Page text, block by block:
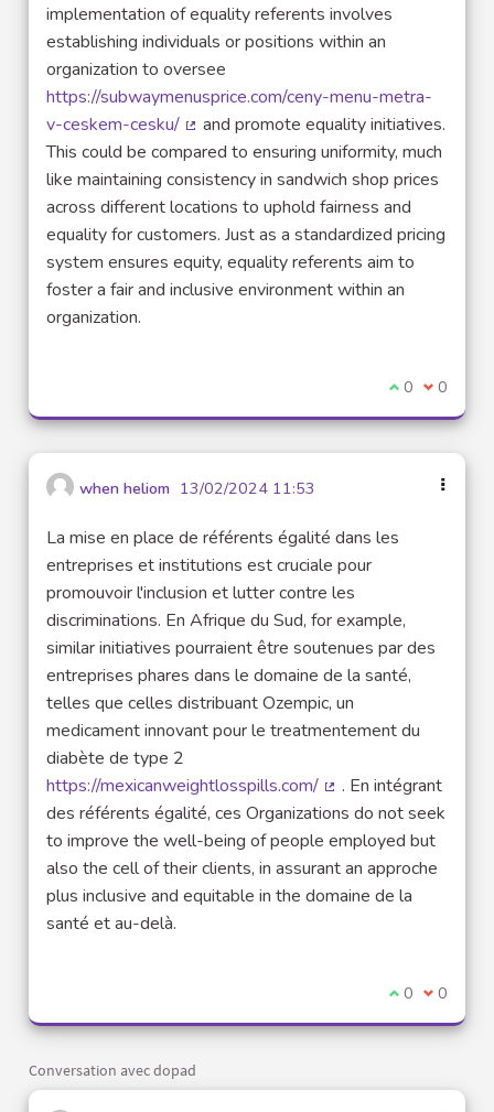
implementation of equality referents involves
establishing individuals or positions within an
organization to oversee
https://subwaymenusprice.com/ceny-menu-metra-
v-ceskem-cesku/
(Lien externe)
and promote equality initiatives.
This could be compared to ensuring uniformity, much
like maintaining consistency in sandwich shop prices
across different locations to uphold fairness and
equality for customers. Just as a standardized pricing
system ensures equity, equality referents aim to
foster a fair and inclusive environment within an
organization.
Je suis
0 Je ne
0
when heliom 13/02/2024 11:53
La mise en place de référents égalité dans les
entreprises et institutions est cruciale pour
promouvoir l'inclusion et lutter contre les
discriminations. En Afrique du Sud, for example,
similar initiatives pourraient être soutenues par des
entreprises phares dans le domaine de la santé,
telles que celles distribuant Ozempic, un
medicament innovant pour le treatmentement du
diabète de type 2
https://mexicanweightlosspills.com/
(Lien externe)
. En intégrant
des référents égalité, ces Organizations do not seek
to improve the well-being of people employed but
also the cell of their clients, in assurant an approche
plus inclusive and equitable in the domaine de la
santé et au-delà.
Je suis
0 Je ne
0
Conversation avec dopad